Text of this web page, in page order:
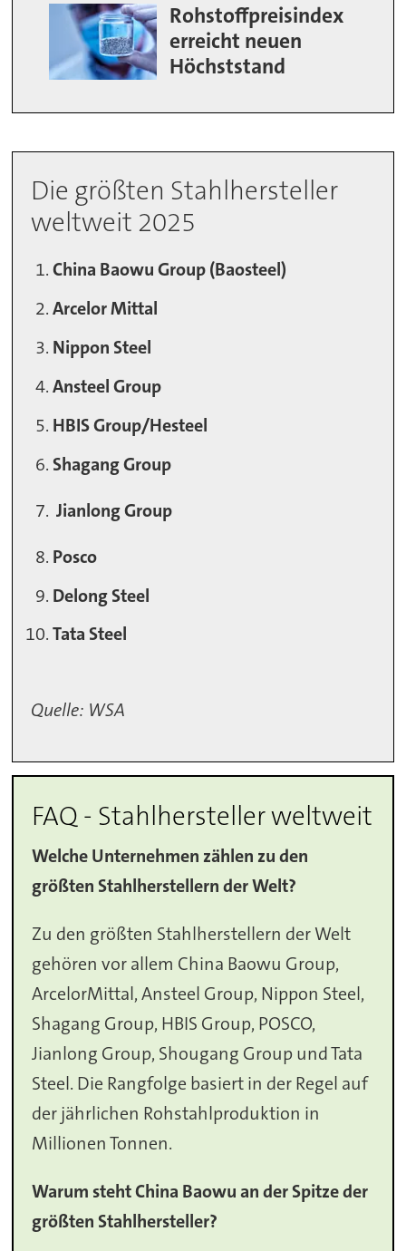
Rohstoffpreisindex
erreicht neuen
Höchststand
Die größten Stahlhersteller
weltweit 2025
China Baowu Group (Baosteel)
Arcelor Mittal
Nippon Steel
Ansteel Group
HBIS Group/Hesteel
ShagangGroup
Jianlong Group
Posco
Delong Steel
Tata Steel
Quelle: WSA
FAQ - Stahlhersteller weltweit
Welche Unternehmen zählen zu den
größten Stahlherstellern der Welt?
Zu den größten Stahlherstellern der Welt
gehören vor allem China Baowu Group,
ArcelorMittal, Ansteel Group, Nippon Steel,
Shagang Group, HBIS Group, POSCO,
Jianlong Group, Shougang Group und Tata
Steel. Die Rangfolge basiert in der Regel auf
der jährlichen Rohstahlproduktion in
Millionen Tonnen.
Warum steht China Baowu an der Spitze der
größten Stahlhersteller?